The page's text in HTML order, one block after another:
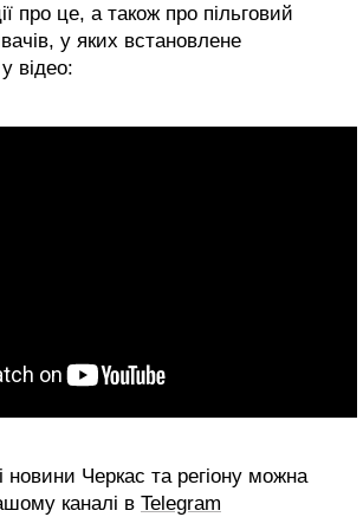
про це, а також про пільговий
у яких встановлене
відео:
новини Черкас та регіону можна
каналі в Telegram